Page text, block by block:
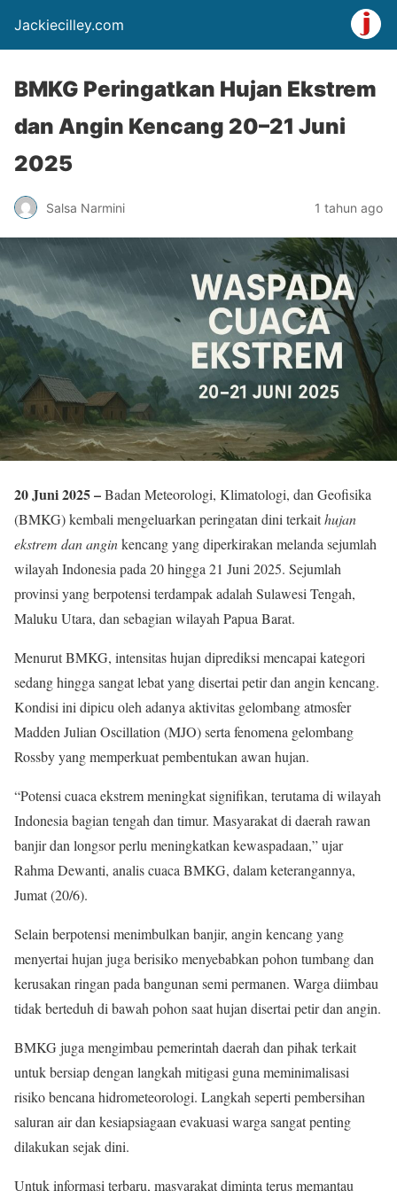
Jackiecilley.com
BMKG Peringatkan Hujan Ekstrem
dan Angin Kencang 20–21 Juni
2025
Salsa Narmini 1 tahun ago
20 Juni 2025 –Badan Meteorologi, Klimatologi, dan Geofisika
(BMKG) kembali mengeluarkan peringatan dini terkaithujan
ekstrem dan anginkencang yang diperkirakan melanda sejumlah
wilayah Indonesia pada 20 hingga 21 Juni 2025. Sejumlah
provinsi yang berpotensi terdampak adalah Sulawesi Tengah,
Maluku Utara, dan sebagian wilayah Papua Barat.
Menurut BMKG, intensitas hujan diprediksi mencapai kategori
sedang hingga sangat lebat yang disertai petir dan angin kencang.
Kondisi ini dipicu oleh adanya aktivitas gelombang atmosfer
Madden Julian Oscillation (MJO) serta fenomena gelombang
Rossby yang memperkuat pembentukan awan hujan.
“Potensi cuaca ekstrem meningkat signifikan, terutama di wilayah
Indonesia bagian tengah dan timur. Masyarakat di daerah rawan
banjir dan longsor perlu meningkatkan kewaspadaan,” ujar
Rahma Dewanti, analis cuaca BMKG, dalam keterangannya,
Jumat (20/6).
Selain berpotensi menimbulkan banjir, angin kencang yang
menyertai hujan juga berisiko menyebabkan pohon tumbang dan
kerusakan ringan pada bangunan semi permanen. Warga diimbau
tidak berteduh di bawah pohon saat hujan disertai petir dan angin.
BMKG juga mengimbau pemerintah daerah dan pihak terkait
untuk bersiap dengan langkah mitigasi guna meminimalisasi
risiko bencana hidrometeorologi. Langkah seperti pembersihan
saluran air dan kesiapsiagaan evakuasi warga sangat penting
dilakukan sejak dini.
Untuk informasi terbaru, masyarakat diminta terus memantau